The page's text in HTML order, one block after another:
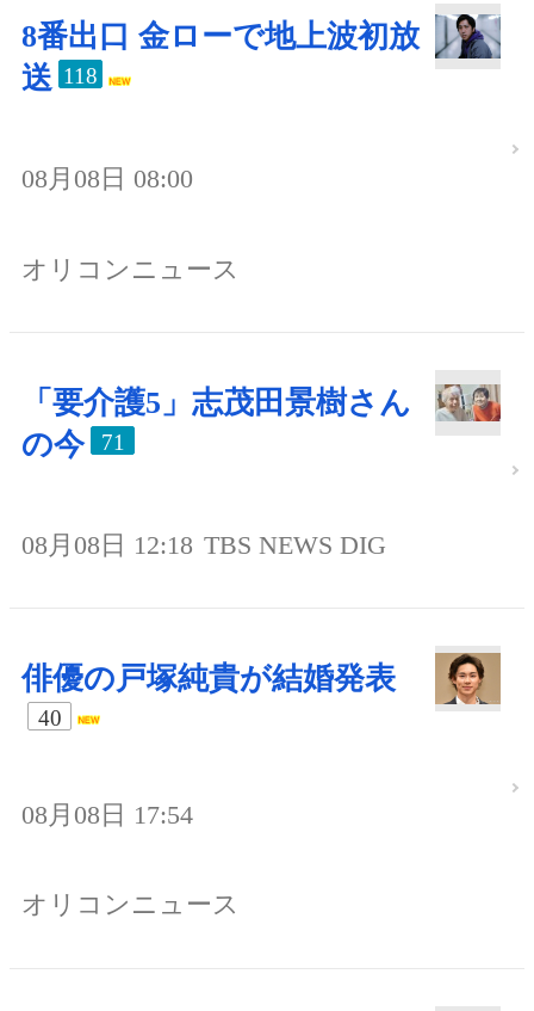
8番出口 金ローで地上波初放
送 118
08月08日 08:00
オリコンニュース
「要介護5」志茂田景樹さん
の今
71
08月08日 12:18 TBS NEWS DIG
俳優の戸塚純貴が結婚発表
40
08月08日 17:54
オリコンニュース